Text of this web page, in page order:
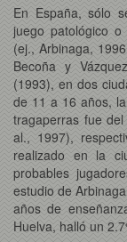
En España, sólo
juego patológico
(ej., Arbinaga,
Becoña y
(1993), en dos
de 11 a 16 años,
tragaperras fue
al., 1997),
realizado en la
probables
estudio de
años de
Huelva, halló un